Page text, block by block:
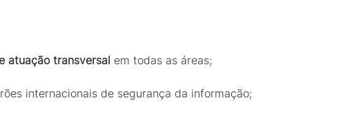
atuação transversal em todas as áreas;
internacionais de segurança da informação;